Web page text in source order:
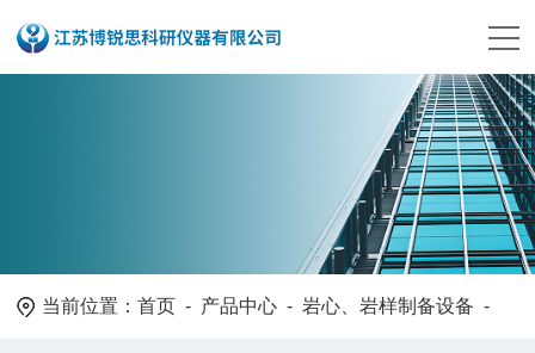
当前位置：首页 - 产品中心 -岩心、岩样制备设备 -